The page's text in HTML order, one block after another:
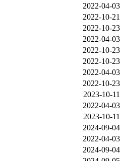
2022-04-
2022-10-
2022-10-
2022-04-
2022-10-
2022-10-
2022-04-
2022-10-
2023-10-
2022-04-
2023-10-
2024-09-
2022-04-
2024-09-